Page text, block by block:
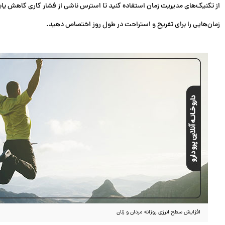
از تکنیک‌های مدیریت زمان استفاده کنید تا استرس ناشی از فشار کاری کاهش
زمان‌هایی را برای تفریح و استراحت در طول روز اختصاص دهید.
افزایش سطح انرژی روزانه مردان و زنان